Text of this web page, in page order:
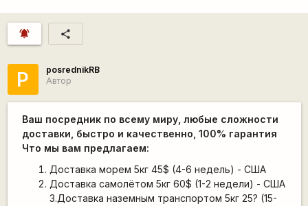
notifications_active share
P
posrednikRB
Автор
Ваш посредник по всему миру, любые сложности
доставки, быстро и качественно, 100% гарантия
Что мы вам предлагаем:
Доставка морем 5кг 45$ (4-6 недель) - США
Доставка самолётом 5кг 60$ (1-2 недели) - США
3.Доставка наземным транспортом 5кг 25? (15-